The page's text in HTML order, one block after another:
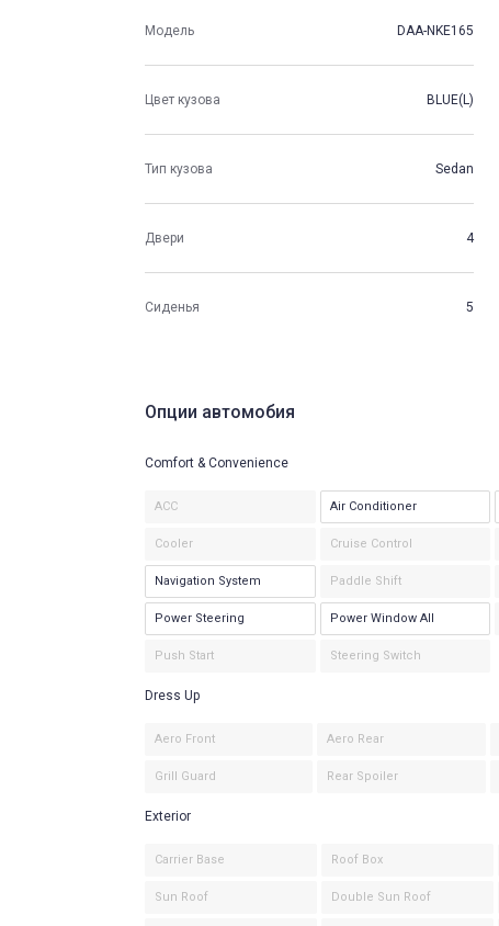
Модель DAA-NKE165
Цвет кузова BLUE(L)
Тип кузова Sedan
Двери 4
Сиденья 5
Опции автомобия
Comfort & Convenience
ACC Air Conditioner
Cooler Cruise Control
Navigation System Paddle Shift
Power Steering Power Window All
Push Start Steering Switch
Dress Up
Aero Front Aero Rear
Grill Guard Rear Spoiler
Exterior
Carrier Base Roof Box
Sun Roof Double Sun Roof